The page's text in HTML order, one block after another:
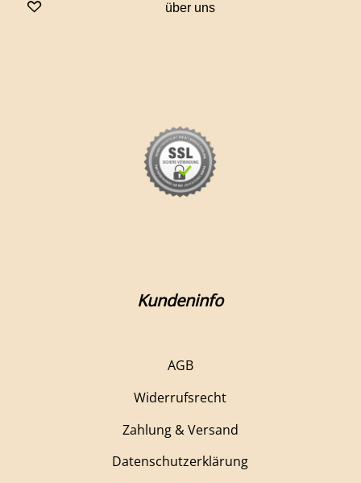
über uns
Kundeninfo
AGB
Widerrufsrecht
Zahlung & Versand
Datenschutzerklärung